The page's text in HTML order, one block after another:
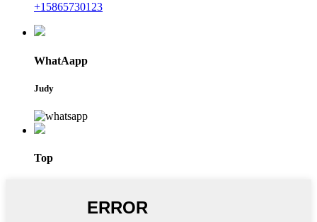
+15865730123
WhatAapp
Judy
Top